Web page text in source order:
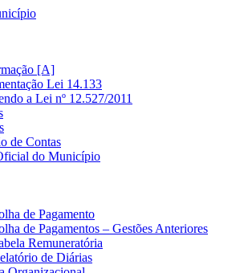
[A]
Lei 14.133
a Lei nº 12.527/2011
de Contas
do Município
de Pagamento
de Pagamentos – Gestões Anteriores
Remuneratória
de Diárias